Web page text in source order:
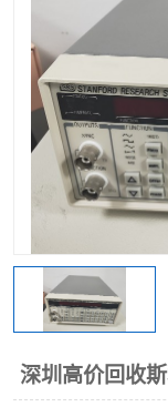
深圳高价回收